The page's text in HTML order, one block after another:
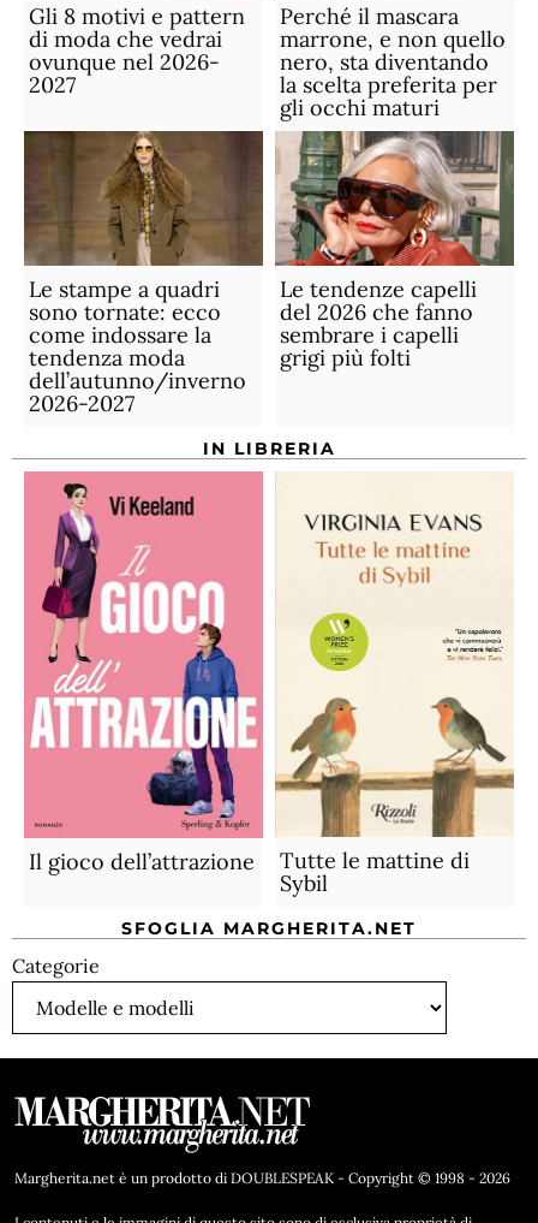
Gli 8 motivi e pattern
di moda che vedrai
ovunque nel 2026-
2027
Perché il mascara
marrone, e non quello
nero, sta diventando
la scelta preferita per
gli occhi maturi
Le stampe a quadri
sono tornate: ecco
come indossare la
tendenza moda
dell’autunno/inverno
2026-2027
Le tendenze capelli
del 2026 che fanno
sembrare i capelli
grigi più folti
IN LIBRERIA
Il gioco dell’attrazione
Tutte le mattine di
Sybil
SFOGLIA MARGHERITA.NET
Categorie
Margherita.net è un prodotto di DOUBLESPEAK - Copyright © 1998 - 2026